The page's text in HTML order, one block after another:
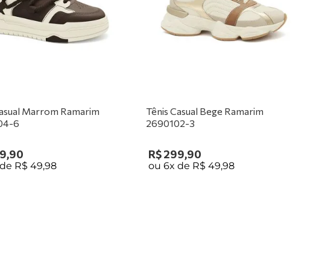
Marrom Ramarim
6
,90
R$ 49,98
Tênis Casual Bege Ramarim
2690102-3
R$299,90
ou6x de R$ 49,98